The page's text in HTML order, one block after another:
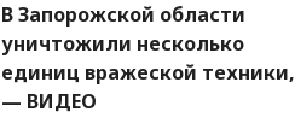
В Запорожской области
уничтожили несколько
единиц вражеской техники,
— ВИДЕО